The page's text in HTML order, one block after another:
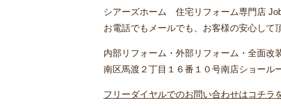
シアーズホーム 住宅リフォーム専門店
お電話でもメールでも、お客様の安心して
内部リフォーム・外部リフォーム・全面改
南区馬渡２丁目１６番１０号南店ショール
フリーダイヤルでのお問い合わせはコチラ